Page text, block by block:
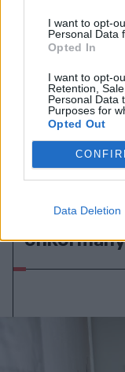
I want to opt-
Personal Data
Opted In
I want to opt-
Retention,
Personal Data
Purposes for
Opted Out
Data Deletion
Egyre